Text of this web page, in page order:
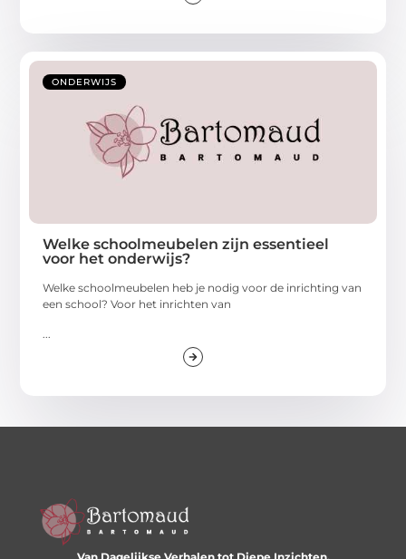
ONDERWIJS
Welke schoolmeubelen zijn essentieel
voor het onderwijs?
Welke schoolmeubelen heb je nodig voor de inrichting van
een school? Voor het inrichten van